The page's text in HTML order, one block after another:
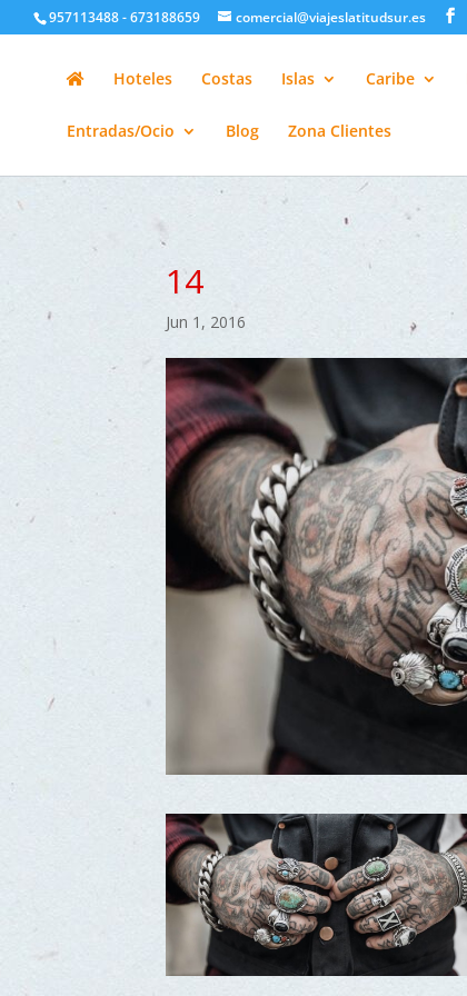
google-site-957113488 - 673188659 comercial@viajeslatitudsur.es
Hoteles Costas Islas Caribe
Entradas/Ocio Blog Zona Clientes
14
Jun 1, 2016